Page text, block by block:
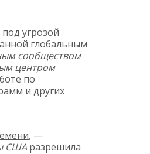
под угрозой
глобальным
сообществом
центром
по
и других
, —
США разрешила